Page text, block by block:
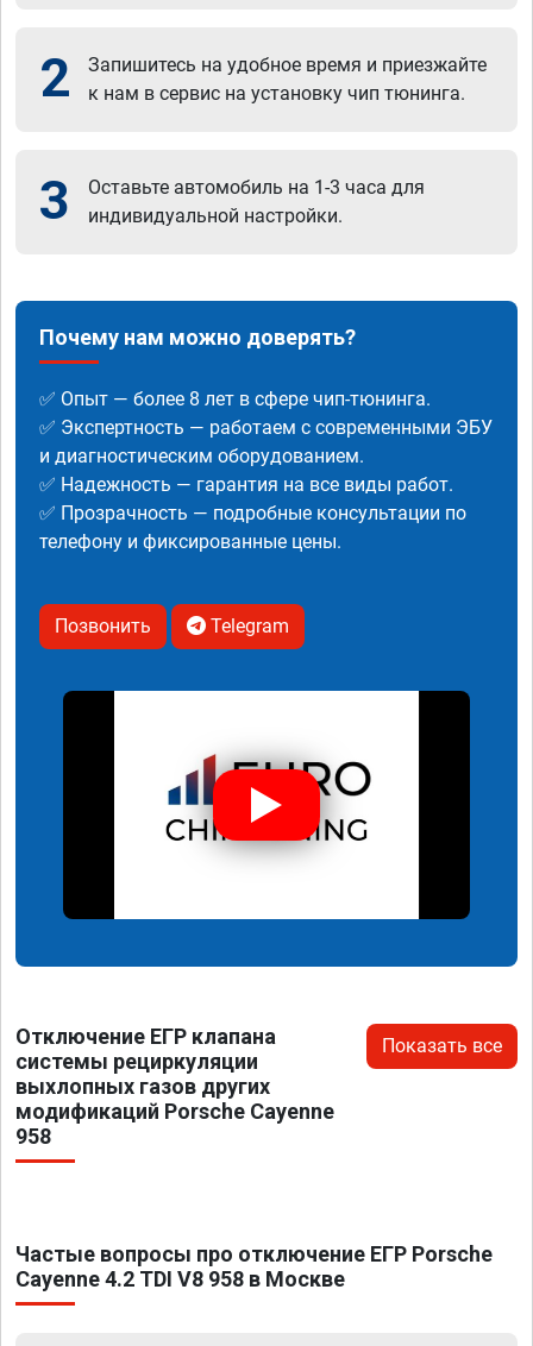
2
Запишитесь на удобное время и приезжайте
к нам в сервис на установку чип тюнинга.
3
Оставьте автомобиль на 1-3 часа для
индивидуальной настройки.
Почему нам можно доверять?
✅ Опыт — более 8 лет в сфере чип-тюнинга.
✅ Экспертность — работаем с современными ЭБУ
и диагностическим оборудованием.
✅ Надежность — гарантия на все виды работ.
✅ Прозрачность — подробные консультации по
телефону и фиксированные цены.
Позвонить Telegram
Отключение ЕГР клапана
системы рециркуляции
выхлопных газов других
модификаций Porsche Cayenne
958
Показать все
Частые вопросы про отключение ЕГР Porsche
Cayenne 4.2 TDI V8 958 в Москве